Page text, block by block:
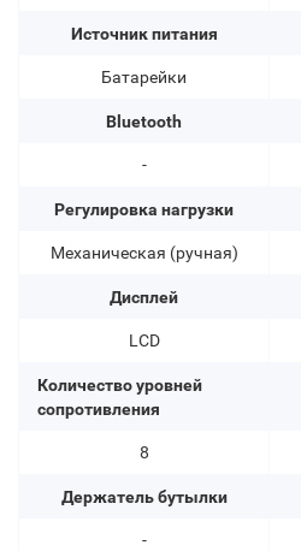
Источник питания
Батарейки
Bluetooth
-
Регулировка нагрузки
Механическая (ручная)
Дисплей
LCD
Количество уровней
сопротивления
8
Держатель бутылки
-